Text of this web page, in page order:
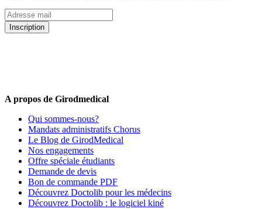
Inscription
A propos de Girodmedical
Qui sommes-nous?
Mandats administratifs Chorus
Le Blog de GirodMedical
Nos engagements
Offre spéciale étudiants
Demande de devis
Bon de commande PDF
Découvrez Doctolib pour les médecins
Découvrez Doctolib : le logiciel kiné